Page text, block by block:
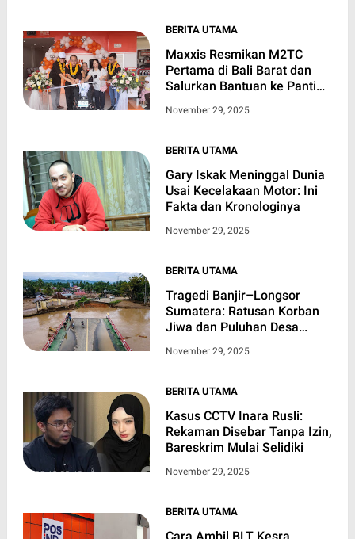
BERITA UTAMA
Maxxis Resmikan M2TC
Pertama di Bali Barat dan
Salurkan Bantuan ke Panti
November 29, 2025
BERITA UTAMA
Gary Iskak Meninggal Dunia
Usai Kecelakaan Motor: Ini
Fakta dan Kronologinya
November 29, 2025
BERITA UTAMA
Tragedi Banjir–Longsor
Sumatera: Ratusan Korban
Jiwa dan Puluhan Desa
November 29, 2025
BERITA UTAMA
Kasus CCTV Inara Rusli:
Rekaman Disebar Tanpa Izin,
Bareskrim Mulai Selidiki
November 29, 2025
BERITA UTAMA
Cara Ambil BLT Kesra